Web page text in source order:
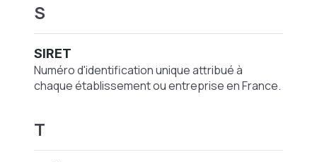
S
SIRET
Numéro d'identification unique attribué à
chaque établissement ou entreprise en France.
T